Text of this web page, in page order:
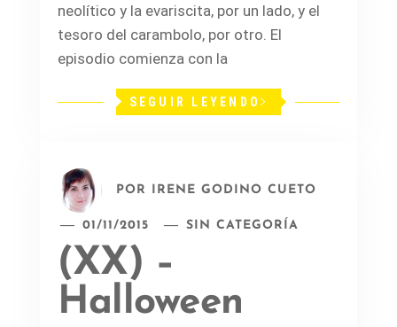
neolítico y la evariscita, por un lado, y el
tesoro del carambolo, por otro. El
episodio comienza con la
SEGUIR LEYENDO
POR IRENE GODINO CUETO
01/11/2015 SIN CATEGORÍA
(XX) –
Halloween